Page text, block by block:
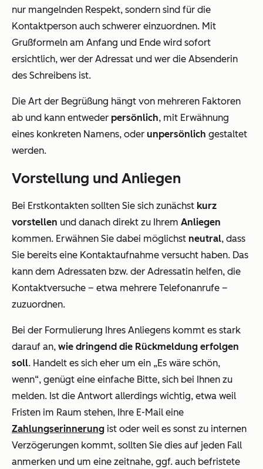
nur mangelnden Respekt, sondern sind für die
Kontaktperson auch schwerer einzuordnen. Mit
Grußformeln am Anfang und Ende wird sofort
ersichtlich, wer der Adressat und wer die Absenderin
des Schreibens ist.
Die Art der Begrüßung hängt von mehreren Faktoren
ab und kann entweder persönlich, mit Erwähnung
eines konkreten Namens, oder unpersönlich gestaltet
werden.
Vorstellung und Anliegen
Bei Erstkontakten sollten Sie sich zunächst kurz
vorstellen und danach direkt zu Ihrem Anliegen
kommen. Erwähnen Sie dabei möglichst neutral, dass
Sie bereits eine Kontaktaufnahme versucht haben. Das
kann dem Adressaten bzw. der Adressatin helfen, die
Kontaktversuche – etwa mehrere Telefonanrufe –
zuzuordnen.
Bei der Formulierung Ihres Anliegens kommt es stark
darauf an, wie dringend die Rückmeldung erfolgen
soll. Handelt es sich eher um ein „Es wäre schön,
wenn“, genügt eine einfache Bitte, sich bei Ihnen zu
melden. Ist die Antwort allerdings wichtig, etwa weil
Fristen im Raum stehen, Ihre E-Mail eine
Zahlungserinnerung ist oder weil es sonst zu internen
Verzögerungen kommt, sollten Sie dies auf jeden Fall
anmerken und um eine zeitnahe, ggf. auch befristete